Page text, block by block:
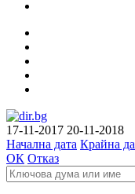
17-11-2017 20-11-2018
Начална дата Крайна
ОК Отказ